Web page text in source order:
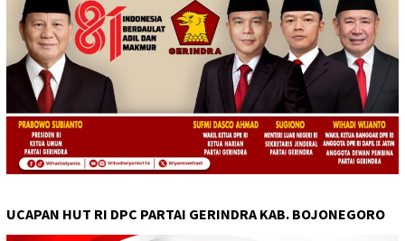
UCAPAN HUT RI DPC PARTAI GERINDRA KAB. BOJONEGORO